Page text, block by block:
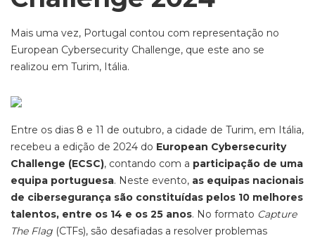
Mais uma vez, Portugal contou com representação no
European Cybersecurity Challenge, que este ano se
realizou em Turim, Itália.
Entre os dias 8 e 11 de outubro, a cidade de Turim, em Itália,
recebeu a edição de 2024 do European Cybersecurity
Challenge (ECSC), contando com a participação de uma
equipa portuguesa. Neste evento, as equipas nacionais
de cibersegurança são constituídas pelos 10 melhores
talentos, entre os 14 e os 25 anos. No formato Capture
The Flag (CTFs), são desafiadas a resolver problemas